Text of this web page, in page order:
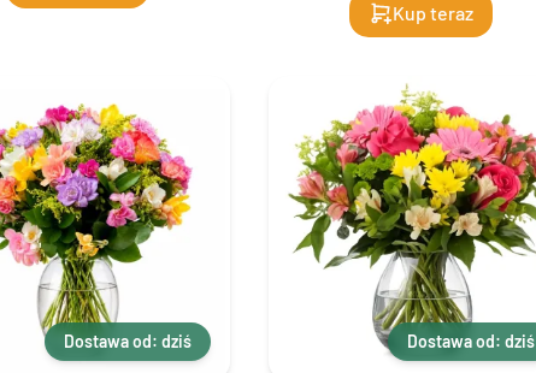
Kup teraz
Dostawa od: dziś Dostawa od: dziś